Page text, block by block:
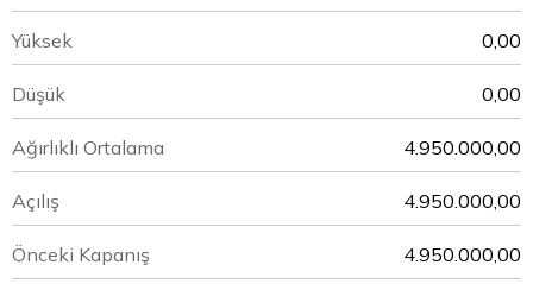
Yüksek 0,00
Düşük 0,00
Ağırlıklı Ortalama 4.950.000,00
Açılış 4.950.000,00
Önceki Kapanış 4.950.000,00